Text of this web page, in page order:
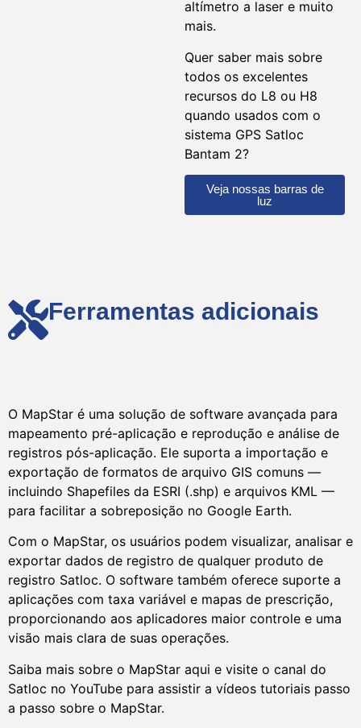
altímetro a laser e muito
mais.
Quer saber mais sobre
todos os excelentes
recursos do L8 ou H8
quando usados com o
sistema GPS Satloc
Bantam 2?
Veja nossas barras de
luz
Ferramentas adicionais
O MapStar é uma solução de software avançada para
mapeamento pré-aplicação e reprodução e análise de
registros pós-aplicação. Ele suporta a importação e
exportação de formatos de arquivo GIS comuns —
incluindo Shapefiles da ESRI (.shp) e arquivos KML —
para facilitar a sobreposição no Google Earth.
Com o MapStar, os usuários podem visualizar, analisar e
exportar dados de registro de qualquer produto de
registro Satloc. O software também oferece suporte a
aplicações com taxa variável e mapas de prescrição,
proporcionando aos aplicadores maior controle e uma
visão mais clara de suas operações.
Saiba mais sobre o MapStar aqui e visite o canal do
Satloc no YouTube para assistir a vídeos tutoriais passo
a passo sobre o MapStar.